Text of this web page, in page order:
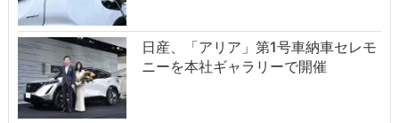
日産、「アリア」第1号車納車セレモ
ニーを本社ギャラリーで開催